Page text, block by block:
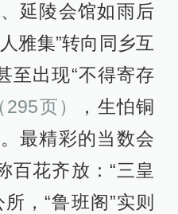
延陵会馆如雨后
雅集”转向同乡互
至出现“不得寄存
295页）
，生怕铜
最精彩的当数会
百花齐放：“三皇
，“鲁班阁”实则